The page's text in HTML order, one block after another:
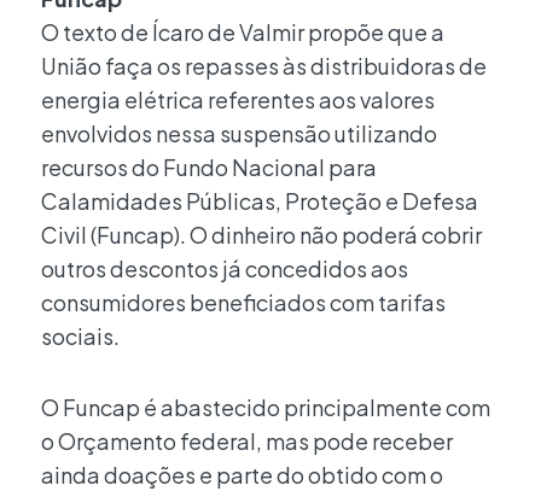
O texto de Ícaro de Valmir propõe que a
União faça os repasses às distribuidoras de
energia elétrica referentes aos valores
envolvidos nessa suspensão utilizando
recursos do Fundo Nacional para
Calamidades Públicas, Proteção e Defesa
Civil (Funcap). O dinheiro não poderá cobrir
outros descontos já concedidos aos
consumidores beneficiados com tarifas
sociais.
O Funcap é abastecido principalmente com
o Orçamento federal, mas pode receber
ainda doações e parte do obtido com o